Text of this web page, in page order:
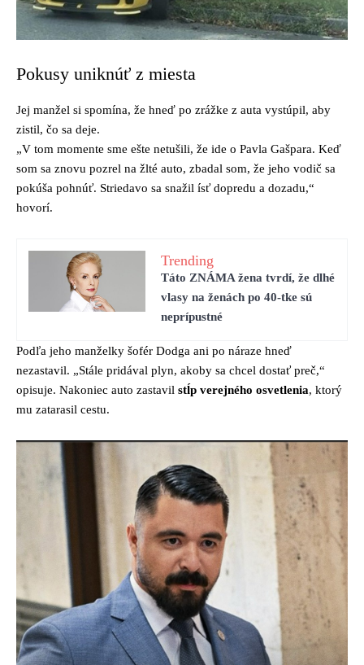
Pokusy uniknúť z miesta
Jej manžel si spomína, že hneď po zrážke z auta vystúpil, aby
zistil, čo sa deje.
„V tom momente sme ešte netušili, že ide o Pavla Gašpara. Keď
som sa znovu pozrel na žlté auto, zbadal som, že jeho vodič sa
pokúša pohnúť. Striedavo sa snažil ísť dopredu a dozadu,“
hovorí.
Trending
Táto ZNÁMA žena tvrdí, že dlhé
vlasy na ženách po 40-tke sú
neprípustné
Podľa jeho manželky šofér Dodga ani po náraze hneď
nezastavil. „Stále pridával plyn, akoby sa chcel dostať preč,“
opisuje. Nakoniec auto zastavil stĺp verejného osvetlenia, ktorý
mu zatarasil cestu.